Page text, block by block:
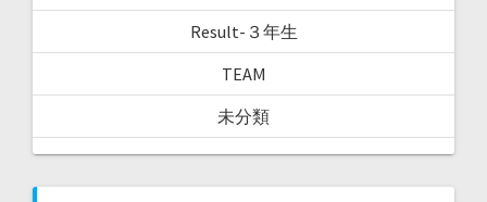
Result-３年生
TEAM
未分類